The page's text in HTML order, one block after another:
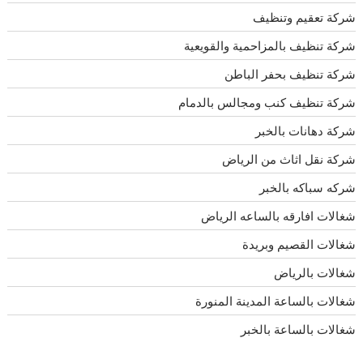
شركة تعقيم وتنظيف
شركة تنظيف بالمزاحمية والقويعية
شركة تنظيف بحفر الباطن
شركة تنظيف كنب ومجالس بالدمام
شركة دهانات بالخبر
شركة نقل اثاث من الرياض
شركه سباكه بالخبر
شغالات افارقه بالساعه الرياض
شغالات القصيم وبريدة
شغالات بالرياض
شغالات بالساعة المدينة المنورة
شغالات بالساعة بالخبر